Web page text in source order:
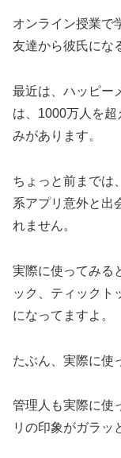
オンライン授業で
友達から彼氏にな
最近は、ハッピー
は、1000万人を
みがあります。
ちょっと前までは
系アプリ意外と出
れません。
実際に使ってみる
ック、ティックト
になってますよ。
たぶん、実際に使
管理人も実際に使
リの印象がガラッ